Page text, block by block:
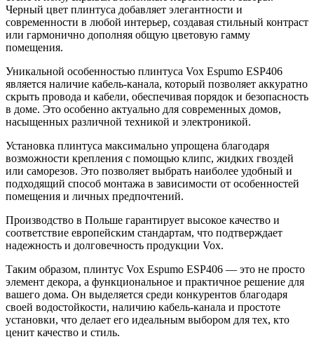
Черный цвет плинтуса добавляет элегантности и
современности в любой интерьер, создавая стильный контраст
или гармонично дополняя общую цветовую гамму
помещения.
Уникальной особенностью плинтуса Vox Espumo ESP406
является наличие кабель-канала, который позволяет аккуратно
скрыть провода и кабели, обеспечивая порядок и безопасность
в доме. Это особенно актуально для современных домов,
насыщенных различной техникой и электроникой.
Установка плинтуса максимально упрощена благодаря
возможности крепления с помощью клипс, жидких гвоздей
или саморезов. Это позволяет выбрать наиболее удобный и
подходящий способ монтажа в зависимости от особенностей
помещения и личных предпочтений.
Производство в Польше гарантирует высокое качество и
соответствие европейским стандартам, что подтверждает
надежность и долговечность продукции Vox.
Таким образом, плинтус Vox Espumo ESP406 — это не просто
элемент декора, а функциональное и практичное решение для
вашего дома. Он выделяется среди конкурентов благодаря
своей водостойкости, наличию кабель-канала и простоте
установки, что делает его идеальным выбором для тех, кто
ценит качество и стиль.